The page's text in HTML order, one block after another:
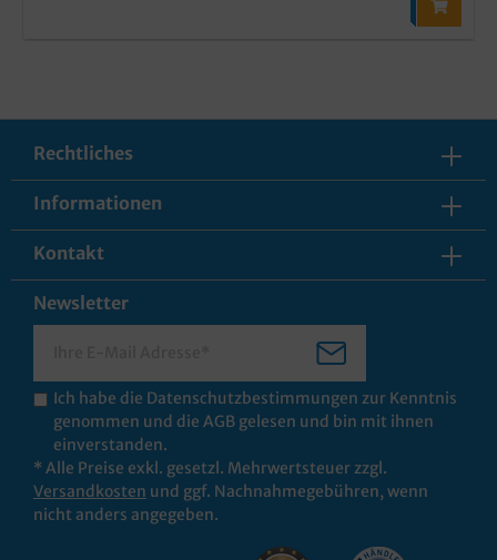
Rechtliches
Informationen
Kontakt
Newsletter
Ich habe die Datenschutzbestimmungen zur Kenntnis
genommen und die AGB gelesen und bin mit ihnen
einverstanden.
* Alle Preise exkl. gesetzl. Mehrwertsteuer zzgl.
Versandkosten und ggf. Nachnahmegebühren, wenn
nicht anders angegeben.